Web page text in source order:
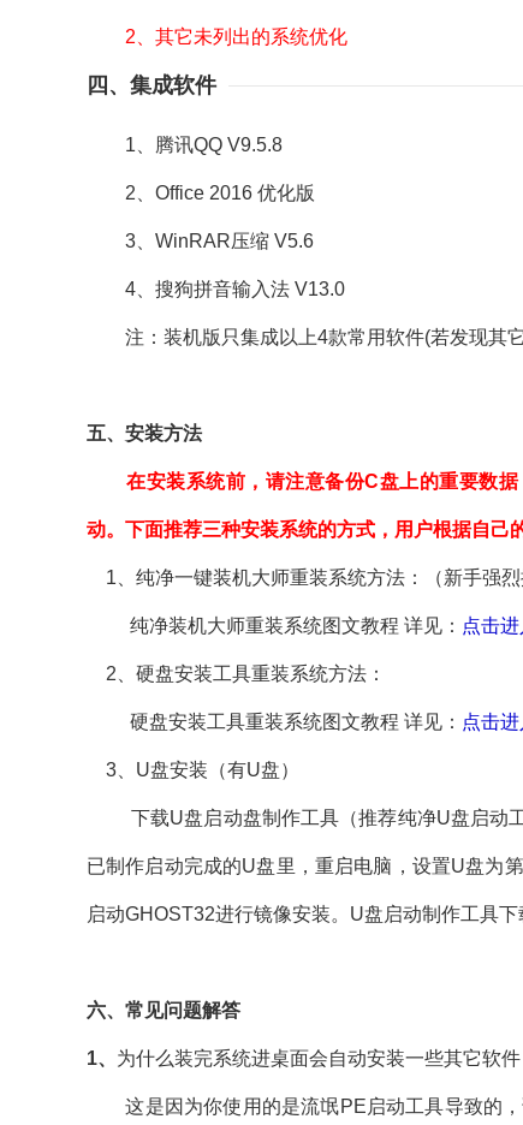
2、其它未列出的系统优化
四、集成软件
1、腾讯QQ V9.5.8
2、Office 2016 优化版
3、WinRAR压缩 V5.6
4、搜狗拼音输入法 V13.0
注：装机版只集成以上4款常用软件(若发现其
五、安装方法
在安装系统前，请注意备份C盘上的重要数
动。下面推荐三种安装系统的方式，用户根据自己
1、纯净一键装机大师重装系统方法：（新手强烈
纯净装机大师重装系统图文教程 详见： 点击进
2、硬盘安装工具重装系统方法：
硬盘安装工具重装系统图文教程 详见： 点击进
3、U盘安装（有U盘）
下载U盘启动盘制作工具（推荐纯净U盘启动工
已制作启动完成的U盘里，重启电脑，设置U盘为
启动GHOST32进行镜像安装。U盘启动制作工具下
六、常见问题解答
1、 为什么装完系统进桌面会自动安装一些其它软件
这是因为你使用的是流氓PE启动工具导致的，